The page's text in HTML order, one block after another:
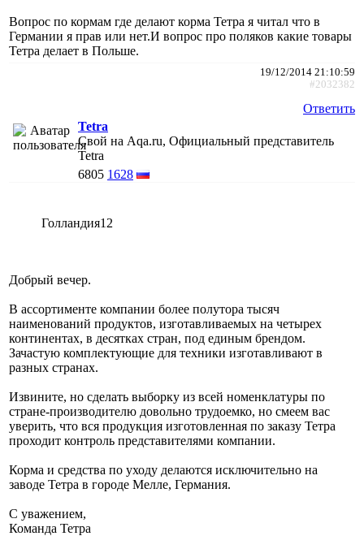
Вопрос по кормам где делают корма Тетра я читал что в
Германии я прав или нет.И вопрос про поляков какие товары
Тетра делает в Польше.
19/12/2014 21:10:59
#2032382
Ответить
Tetra
Свой на Aqa.ru, Официальный представитель
Tetra
6805 1628
Голландия12
Добрый вечер.
В ассортименте компании более полутора тысяч
наименований продуктов, изготавливаемых на четырех
континентах, в десятках стран, под единым брендом.
Зачастую комплектующие для техники изготавливают в
разных странах.
Извините, но сделать выборку из всей номенклатуры по
стране-производителю довольно трудоемко, но смеем вас
уверить, что вся продукция изготовленная по заказу Тетра
проходит контроль представителями компании.
Корма и средства по уходу делаются исключительно на
заводе Тетра в городе Мелле, Германия.
С уважением,
Команда Тетра